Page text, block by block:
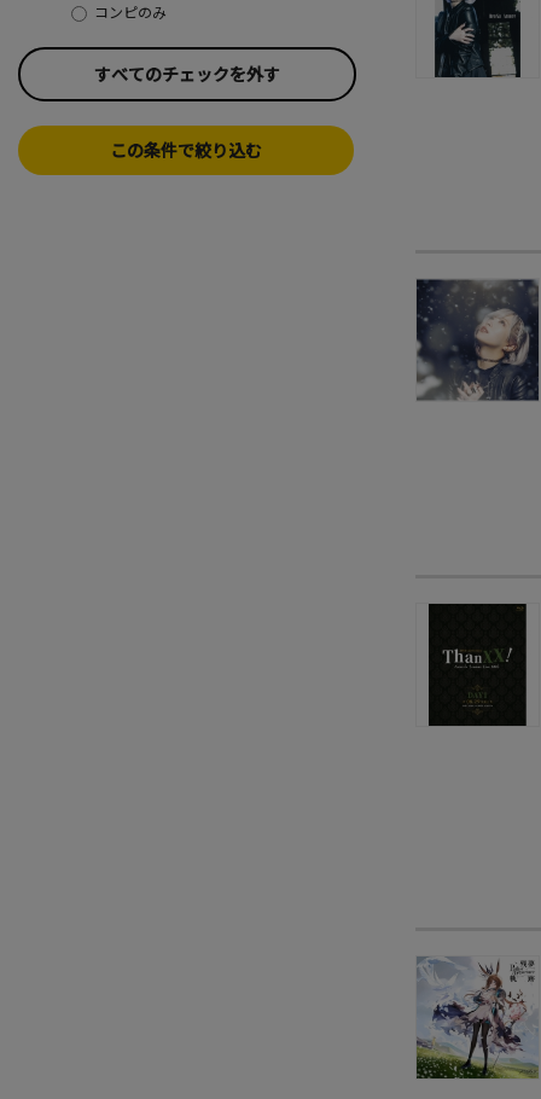
コンピのみ
すべてのチェックを外す
この条件で絞り込む